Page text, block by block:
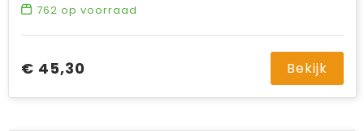
762 op voorraad
€ 45,30 Bekijk